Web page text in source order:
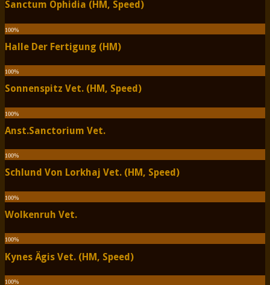
Sanctum Ophidia (HM, Speed)
100%
Halle Der Fertigung (HM)
100%
Sonnenspitz Vet. (HM, Speed)
100%
Anst.Sanctorium Vet.
100%
Schlund Von Lorkhaj Vet. (HM, Speed)
100%
Wolkenruh Vet.
100%
Kynes Ägis Vet. (HM, Speed)
100%